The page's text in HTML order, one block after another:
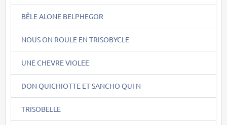
BÊLE ALONE BELPHEGOR
NOUS ON ROULE EN TRISOBYCLE
UNE CHEVRE VIOLEE
DON QUICHIOTTE ET SANCHO QUI N
TRISOBELLE